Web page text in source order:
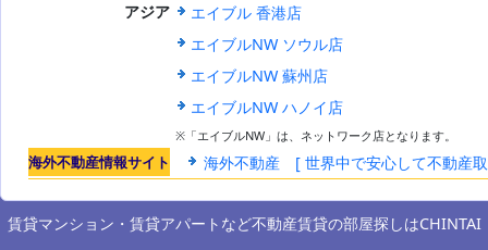
アジア
エイブル 香港店
エイブルNW ソウル店
エイブルNW 蘇州店
エイブルNW ハノイ店
※「エイブルNW」は、ネットワーク店となります。
海外不動産情報サイト 海外不動産 [ 世界中で安心して不動産
賃貸マンション・賃貸アパートなど不動産賃貸の部屋探しはCHINTAI